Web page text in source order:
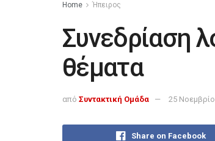
Home Ήπειρος
Συνεδρίαση
θέματα
από Συντακτική Ομάδα 25
Share on Facebook